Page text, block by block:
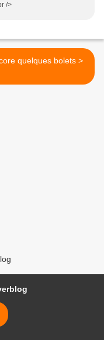
/>
Encore quelques bolets >